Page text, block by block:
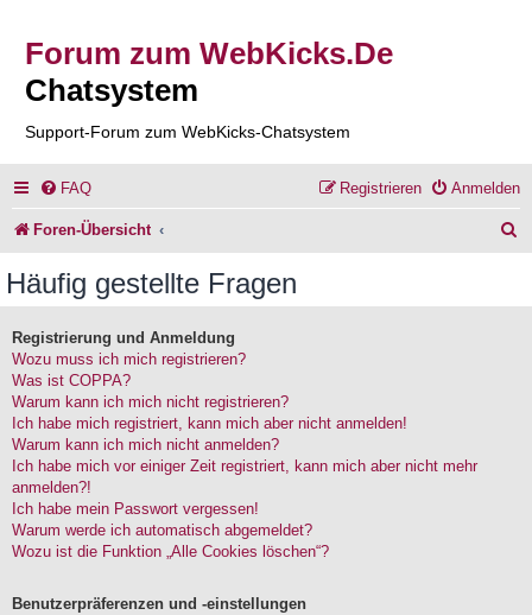
Forum zum WebKicks.De
Chatsystem
Support-Forum zum WebKicks-Chatsystem
FAQ Anmelden
Registrieren
Foren-Übersicht
Häufig gestellte Fragen
Registrierung und Anmeldung
Wozu muss ich mich registrieren?
Was ist COPPA?
Warum kann ich mich nicht registrieren?
Ich habe mich registriert, kann mich aber nicht anmelden!
Warum kann ich mich nicht anmelden?
Ich habe mich vor einiger Zeit registriert, kann mich aber nicht mehr
anmelden?!
Ich habe mein Passwort vergessen!
Warum werde ich automatisch abgemeldet?
Wozu ist die Funktion „Alle Cookies löschen“?
Benutzerpräferenzen und -einstellungen